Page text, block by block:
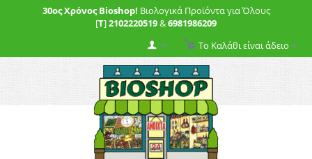
30ος Χρόνος Bioshop! Βιολογικά Προϊόντα για Όλους
[T]2102220519&6981986209
Το Καλάθι είναι άδειο